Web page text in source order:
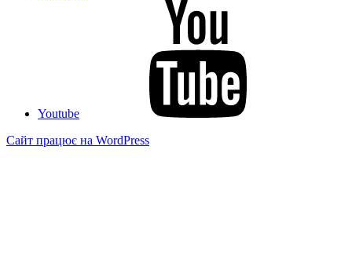
Youtube
Сайт працює на WordPress